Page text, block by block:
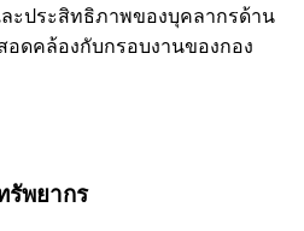
ะประสิทธิภาพของบุคลากรด้าน
ดคล้องกับกรอบงานของกอง
รัพยากร